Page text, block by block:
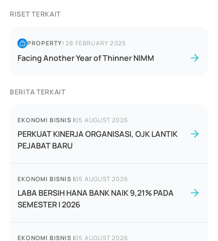
RISET TERKAIT
PROPERTY|28 FEBRUARY 2025
Facing Another Year of Thinner NIMM
BERITA TERKAIT
EKONOMI BISNIS |05 AUGUST 2026
PERKUAT KINERJA ORGANISASI, OJK LANTIK
PEJABAT BARU
EKONOMI BISNIS |05 AUGUST 2026
LABA BERSIH HANA BANK NAIK 9,21% PADA
SEMESTER I 2026
EKONOMI BISNIS |05 AUGUST 2026